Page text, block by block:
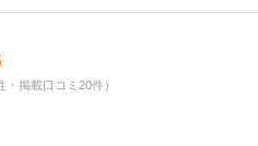
掲載口コミ20件）